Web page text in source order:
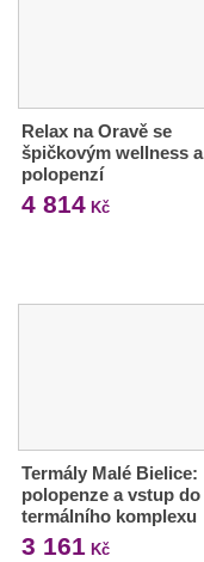
Relax na Oravě se
špičkovým wellness a
polopenzí
4 814 Kč
Termály Malé Bielice:
polopenze a vstup do
termálního komplexu
3 161 Kč